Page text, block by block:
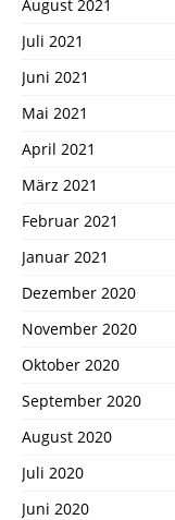
August 2021
Juli 2021
Juni 2021
Mai 2021
April 2021
März 2021
Februar 2021
Januar 2021
Dezember 2020
November 2020
Oktober 2020
September 2020
August 2020
Juli 2020
Juni 2020